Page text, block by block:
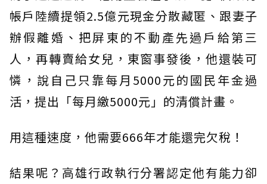
帳戶陸續提領2.5億元現金分散藏匿、跟妻子
辦假離婚、把屏東的不動產先過戶給第三
人，再轉賣給女兒，東窗事發後，他還裝可
憐，說自己只靠每月5000元的國民年金過
活，提出「每月繳5000元」的清償計畫。
用這種速度，他需要666年才能還完欠稅！
結果呢？高雄行政執行分署認定他有能力卻